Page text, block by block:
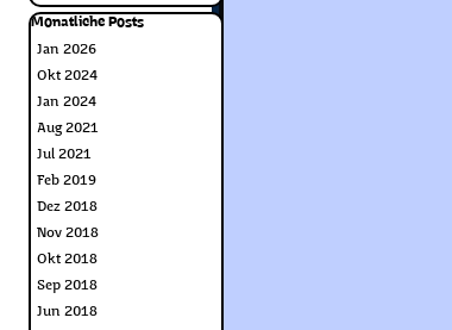
Block überspringen Monatliche Posts
Monatliche Posts
Jan 2026
Okt 2024
Jan 2024
Aug 2021
Jul 2021
Feb 2019
Dez 2018
Nov 2018
Okt 2018
Sep 2018
Jun 2018